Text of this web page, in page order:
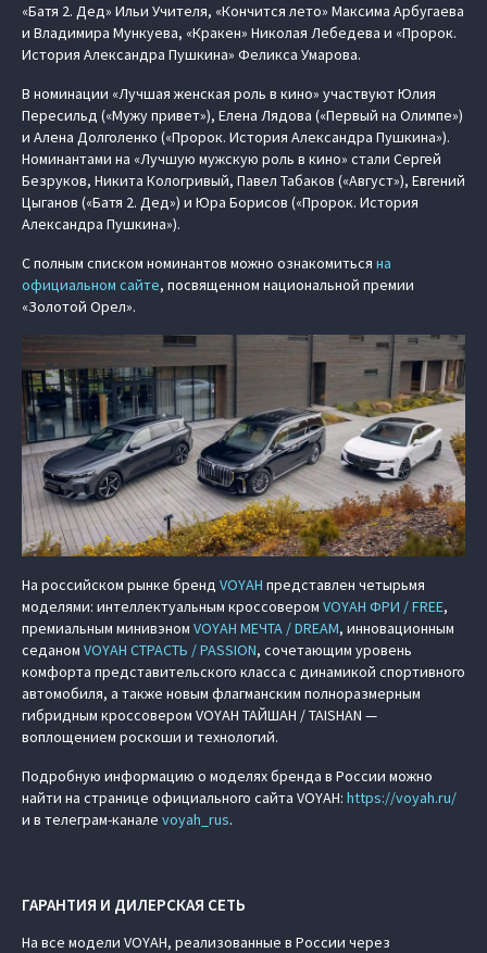
«Батя 2. Дед» Ильи Учителя, «Кончится лето» Максима Арбугаева
и Владимира Мункуева, «Кракен» Николая Лебедева и «Пророк.
История Александра Пушкина» Феликса Умарова.
В номинации «Лучшая женская роль в кино» участвуют Юлия
Пересильд («Мужу привет»), Елена Лядова («Первый на Олимпе»)
и Алена Долголенко («Пророк. История Александра Пушкина»).
Номинантами на «Лучшую мужскую роль в кино» стали Сергей
Безруков, Никита Кологривый, Павел Табаков («Август»), Евгений
Цыганов («Батя 2. Дед») и Юра Борисов («Пророк. История
Александра Пушкина»).
С полным списком номинантов можно ознакомиться на
официальном сайте, посвященном национальной премии
«Золотой Орел».
На российском рынке бренд VOYAH представлен четырьмя
моделями: интеллектуальным кроссовером VOYAH ФРИ / FREE,
премиальным минивэном VOYAH МЕЧТА / DREAM, инновационным
седаном VOYAH СТРАСТЬ / PASSION, сочетающим уровень
комфорта представительского класса с динамикой спортивного
автомобиля, а также новым флагманским полноразмерным
гибридным кроссовером VOYAH ТАЙШАН / TAISHAN —
воплощением роскоши и технологий.
Подробную информацию о моделях бренда в России можно
найти на странице официального сайта VOYAH: https://voyah.ru/
и в телеграм-канале voyah_rus.
ГАРАНТИЯ И ДИЛЕРСКАЯ СЕТЬ
На все модели VOYAH, реализованные в России через